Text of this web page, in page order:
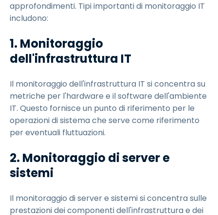
approfondimenti. Tipi importanti di monitoraggio IT
includono:
1. Monitoraggio
dell'infrastruttura IT
Il monitoraggio dell'infrastruttura IT si concentra su
metriche per l'hardware e il software dell'ambiente
IT. Questo fornisce un punto di riferimento per le
operazioni di sistema che serve come riferimento
per eventuali fluttuazioni.
2. Monitoraggio di server e
sistemi
Il monitoraggio di server e sistemi si concentra sulle
prestazioni dei componenti dell'infrastruttura e dei